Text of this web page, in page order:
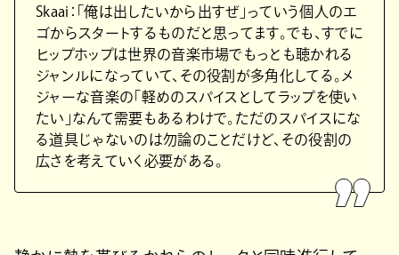
Skaai：「俺は出したいから出すぜ」っていう個人のエ
ゴからスタートするものだと思ってます。でも、すでに
ヒップホップは世界の音楽市場でもっとも聴かれる
ジャンルになっていて、その役割が多角化してる。メ
ジャーな音楽の「軽めのスパイスとしてラップを使い
たい」なんて需要もあるわけで。ただのスパイスにな
る道具じゃないのは勿論のことだけど、その役割の
広さを考えていく必要がある。